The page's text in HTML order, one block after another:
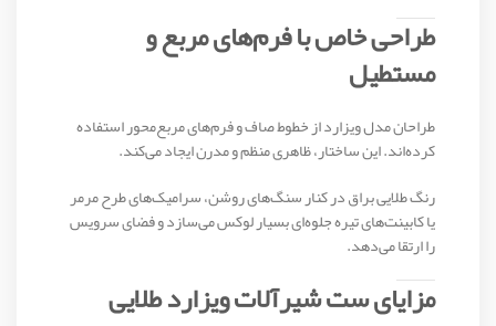
طراحی خاص با فرم‌های مربع و
مستطیل
طراحان مدل ویزارد از خطوط صاف و فرم‌های مربع‌محور استفاده
کرده‌اند. این ساختار، ظاهری منظم و مدرن ایجاد می‌کند.
رنگ طلایی براق در کنار سنگ‌های روشن، سرامیک‌های طرح مرمر
یا کابینت‌های تیره جلوه‌ای بسیار لوکس می‌سازد و فضای سرویس
را ارتقا می‌دهد.
مزایای ست شیرآلات ویزارد طلایی